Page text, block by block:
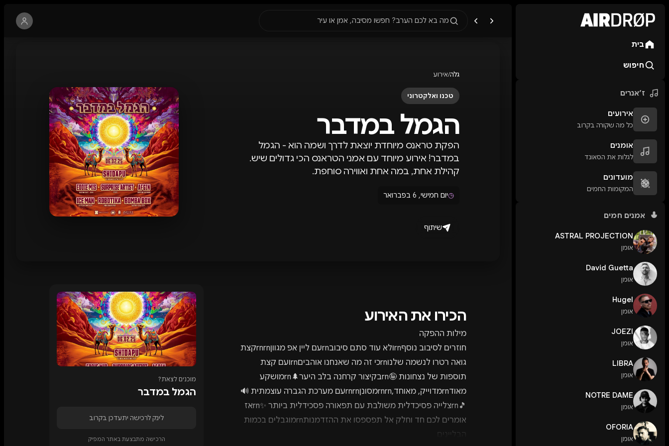
בית
חיפוש
ז׳אנרים
אירועים
כל מה שקורה בקרוב
אומנים
לגלות את הסאונד
מועדונים
המקומות החמים
אמנים חמים
ASTRAL PROJECTION
אומן
David Guetta
אומן
Hugel
אומן
JOEZI
אומן
LIBRA
אומן
NOTRE DAME
אומן
OFORIA
אומן
מה בא לכם הערב? חפשו מסיבה, אמן או עיר
גלה/אירוע
טכנו ואלקטרוני
הגמל במדבר
הפקת טראנס מיוחדת יוצאת לדרך ושמה הוא - הגמל
במדבר! אירוע מיוחד עם אמני הטראנס הכי גדולים שיש.
קהילת אחת, במה אחת ואווירה סוחפת.
◷יום חמישי, 6 בפברואר
שיתוף
הכירו את האירוע
מילות ההפקה
חוזרים לסיבוב נוסףrnולא עוד סתם סיבובrnעם ליין אפ מגווןrnrnקצת
גואה רטרו לנשמה שלנוrnכי זה מה שאנחנו אוהביםrnועם קצת
תוספות של נצחונות 🤪rnבקיצור קרחנה בלב היער🌲rnמושקע
מאודrnמדוייק, מאוחד,rnrnמסונןrnrnעם מערכת הגברה עוצמתית 🔊
🎵rnצלייה פסיכדלית משולבת עם תפאורה פסכידלית ביותר ✨rnאז
אומרים לכם חד וחלק אל תפספסו את ההזדמנותrnמוגבלים בכמות
הבליינים
מוכנים לצאת?
הגמל במדבר
לינק לרכישה יתעדכן בקרוב
הרכישה מתבצעת באתר המפיק
טיפ: אפשר להקליד שם אומן, עיר, תאריך או שם חג.